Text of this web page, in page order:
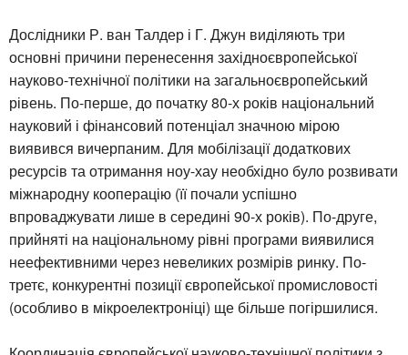
Дослідники Р. ван Талдер і Г. Джун виділяють три
основні причини перенесення західноєвропейської
науково-технічної політики на загальноєвропейський
рівень. По-перше, до початку 80-х років національний
науковий і фінансовий потенціал значною мірою
виявився вичерпаним. Для мобілізації додаткових
ресурсів та отримання ноу-хау необхідно було розвивати
міжнародну кооперацію (її почали успішно
впроваджувати лише в середині 90-х років). По-друге,
прийняті на національному рівні програми виявилися
неефективними через невеликих розмірів ринку. По-
третє, конкурентні позиції європейської промисловості
(особливо в мікроелектроніці) ще більше погіршилися.